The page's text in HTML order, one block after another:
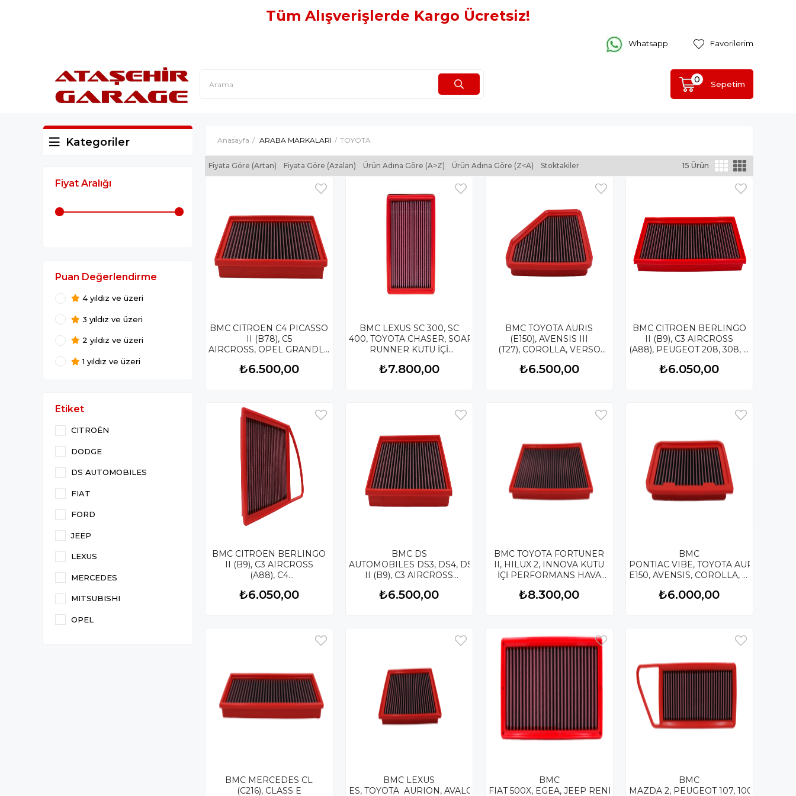
Tüm Alışverişlerde Kargo Ücretsiz!
Whatsapp Favorilerim
Sepetim
0
Kategoriler
Fiyat Aralığı
Puan Değerlendirme
4 yıldız ve üzeri
3 yıldız ve üzeri
2 yıldız ve üzeri
1 yıldız ve üzeri
Etiket
CITROËN
DODGE
DS AUTOMOBILES
FIAT
FORD
JEEP
LEXUS
MERCEDES
MITSUBISHI
OPEL
Anasayfa ARABA MARKALARI TOYOTA
Fiyata Göre (Artan) Fiyata Göre (Azalan) Ürün Adına Göre (A>Z) Ürün Adına Göre (Z<A) Stoktakiler 15 Ürün
BMC CITROEN C4 PICASSO
II (B78), C5
AIRCROSS, OPEL GRANDLAND, VIVARO, ZAFIRA, PEUGEOT 308, 508, 3008, 5008, TOYOTA PROACE
HAVA FİLTRESİ FB880/20
₺6.500,00
BMC LEXUS SC 300, SC
400, TOYOTA CHASER, SOARER, SUPRA, TACOMA, 4
RUNNER KUTU İÇİ
FİLTRESİ FB219/01-D
₺7.800,00
BMC TOYOTA AURIS
(E150), AVENSIS III
(T27), COROLLA, VERSO
HAVA FİLTRESİ FB571/01
₺6.500,00
BMC CITROEN BERLINGO
II (B9), C3 AIRCROSS
(A88), PEUGEOT 208, 308, 3008, 5008,
L, CROSSLAND, MOKKA
₺6.050,00
BMC CITROEN BERLINGO
II (B9), C3 AIRCROSS
(A88), C4
İÇİ PERFORMANS HAVA
₺6.050,00
BMC DS
AUTOMOBILES DS3, DS4, DS5, CITROEN BERLINGO
II (B9), C3 AIRCROSS
III, OPEL COMBO E
₺6.500,00
BMC TOYOTA FORTUNER
II, HILUX 2, INNOVA KUTU
İÇİ PERFORMANS HAVA
₺8.300,00
BMC
PONTIAC VIBE, TOYOTA AURIS
E150, AVENSIS, COROLLA, VERSO,
FİLTRESİ FB498/20
₺6.000,00
BMC MERCEDES CL
(C216), CLASS E
BMC LEXUS
ES, TOYOTA AURION, AVALON, DODGE DURANGO, FIAT FULLBACK, JEEP GRAND
BMC
FIAT 500X, EGEA, JEEP RENEGADE, TOYOTA COROLLA, RAV4, CH-
BMC
MAZDA 2, PEUGEOT 107, 1007, 206,